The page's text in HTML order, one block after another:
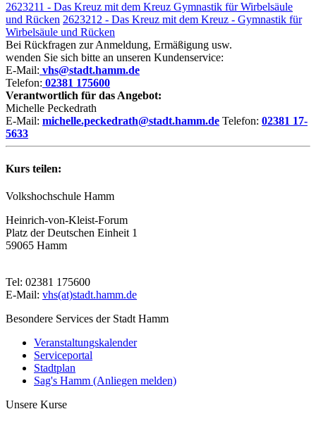
2623211 - Das Kreuz mit dem Kreuz Gymnastik für Wirbelsäule
und Rücken 2623212 - Das Kreuz mit dem Kreuz - Gymnastik für
Wirbelsäule und Rücken
Bei Rückfragen zur Anmeldung, Ermäßigung usw.
wenden Sie sich bitte an unseren Kundenservice:
E-Mail: vhs@stadt.hamm.de
Telefon: 02381 175600
Verantwortlich für das Angebot:
Michelle Peckedrath
E-Mail: michelle.peckedrath@stadt.hamm.de Telefon: 02381 17-
5633
Kurs teilen:
Volkshochschule Hamm
Heinrich-von-Kleist-Forum
Platz der Deutschen Einheit 1
59065 Hamm
Tel: 02381 175600
E-Mail: vhs(at)stadt.hamm.de
Besondere Services der Stadt Hamm
Veranstaltungskalender
Serviceportal
Stadtplan
Sag's Hamm (Anliegen melden)
Unsere Kurse